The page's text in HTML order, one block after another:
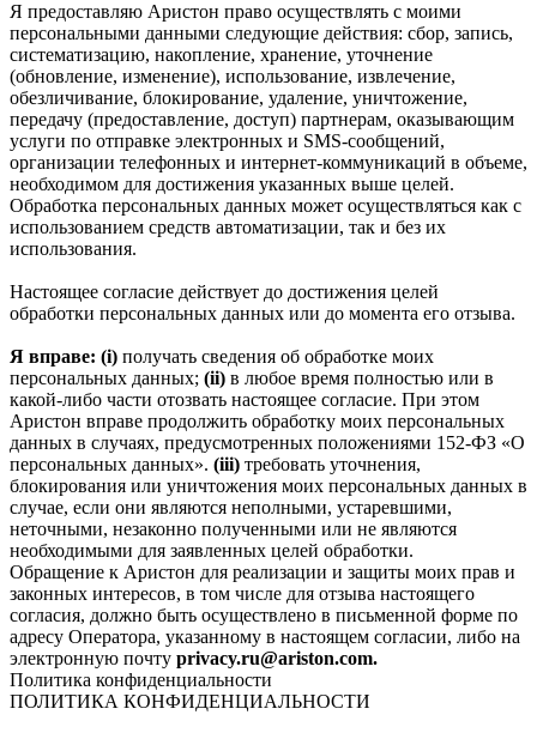
Я предоставляю Аристон право осуществлять с моими
персональными данными следующие действия: сбор, запись,
систематизацию, накопление, хранение, уточнение
(обновление, изменение), использование, извлечение,
обезличивание, блокирование, удаление, уничтожение,
передачу (предоставление, доступ) партнерам, оказывающим
услуги по отправке электронных и SMS‑сообщений,
организации телефонных и интернет‑коммуникаций в объеме,
необходимом для достижения указанных выше целей.
Обработка персональных данных может осуществляться как с
использованием средств автоматизации, так и без их
использования.
Настоящее согласие действует до достижения целей
обработки персональных данных или до момента его отзыва.
Я вправе: (i) получать сведения об обработке моих
персональных данных; (ii) в любое время полностью или в
какой-либо части отозвать настоящее согласие. При этом
Аристон вправе продолжить обработку моих персональных
данных в случаях, предусмотренных положениями 152-ФЗ «О
персональных данных». (iii) требовать уточнения,
блокирования или уничтожения моих персональных данных в
случае, если они являются неполными, устаревшими,
неточными, незаконно полученными или не являются
необходимыми для заявленных целей обработки.
Обращение к Аристон для реализации и защиты моих прав и
законных интересов, в том числе для отзыва настоящего
согласия, должно быть осуществлено в письменной форме по
адресу Оператора, указанному в настоящем согласии, либо на
электронную почту privacy.ru@ariston.com.
Политика конфиденциальности
ПОЛИТИКА КОНФИДЕНЦИАЛЬНОСТИ